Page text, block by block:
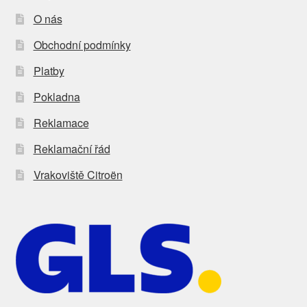
O nás
Obchodní podmínky
Platby
Pokladna
Reklamace
Reklamační řád
Vrakoviště Citroën